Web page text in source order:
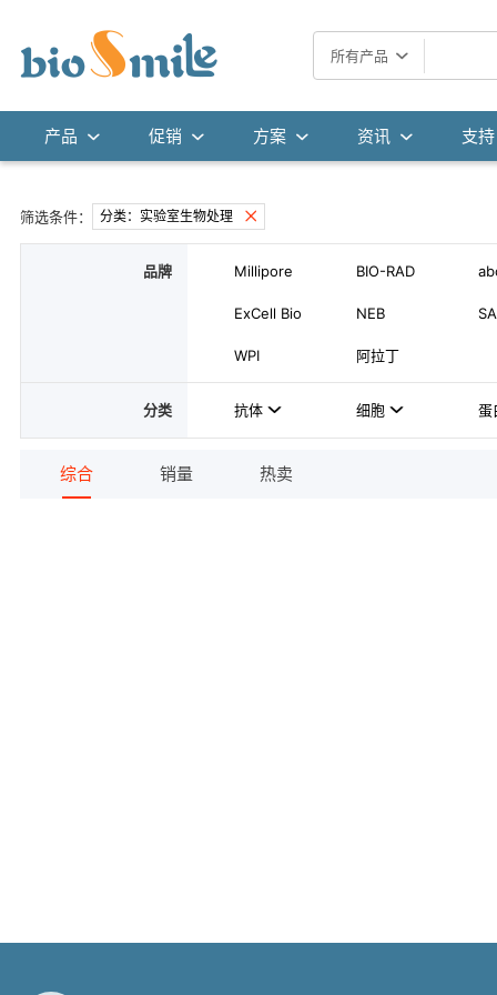
所有产品
产品 促销 方案 资讯 支持
筛选条件： 分类：实验室生物处理
品牌 Millipore BIO-RAD
ExCell Bio NEB
WPI 阿拉丁
分类 抗体 细胞 蛋
综合 销量 热卖